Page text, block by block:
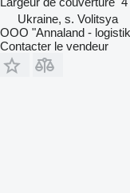
Ukraine, s. Volitsya
OOO "Annaland -
Contacter le vendeur